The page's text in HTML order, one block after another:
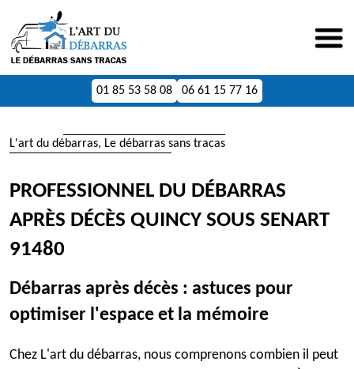
01 85 53 58 08 06 61 15 77 16
L'art du débarras, Le débarras sans tracas
PROFESSIONNEL DU DÉBARRAS
APRÈS DÉCÈS QUINCY SOUS SENART
91480
Débarras après décès : astuces pour
optimiser l'espace et la mémoire
Chez L'art du débarras, nous comprenons combien il peut